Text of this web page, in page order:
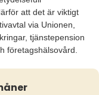
att det är viktigt
via Unionen,
tjänstepension
företagshälsovård.